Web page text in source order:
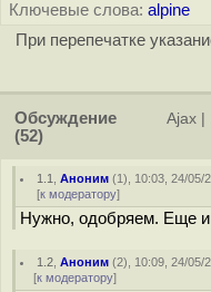
Ключевые слова: alpine
При перепечатке
Обсуждение
(52)
Ajax
1.1 ,Аноним (1), 10:03, 24/05/
[к модератору]
Нужно, одобряем. Еще
1.2 ,Аноним (2), 10:09, 24/05/
[к модератору]